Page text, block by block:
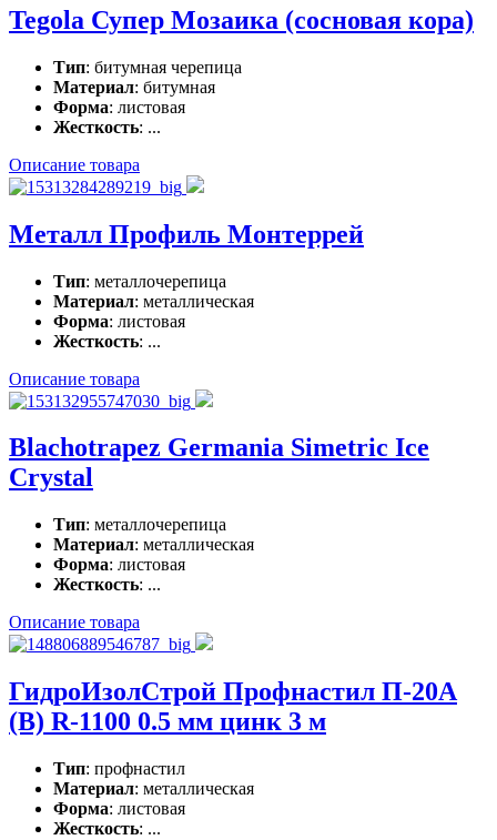
Tegola Супер Мозаика (сосновая кора)
Тип: битумная черепица
Материал: битумная
Форма: листовая
Жесткость: ...
Описание товара
Металл Профиль Монтеррей
Тип: металлочерепица
Материал: металлическая
Форма: листовая
Жесткость: ...
Описание товара
Blachotrapez Germania Simetric Ice
Crystal
Тип: металлочерепица
Материал: металлическая
Форма: листовая
Жесткость: ...
Описание товара
ГидроИзолСтрой Профнастил П-20А
(В) R-1100 0.5 мм цинк 3 м
Тип: профнастил
Материал: металлическая
Форма: листовая
Жесткость: ...